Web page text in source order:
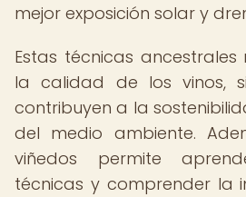
mejor exposición solar y
Estas técnicas
la calidad de los vinos,
contribuyen a la
del medio ambiente.
viñedos permite
técnicas y comprender la